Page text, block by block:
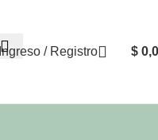
Ingreso / Registro $